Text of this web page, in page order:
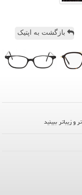
بازگشت به اپتیک
زیباتر ببینید